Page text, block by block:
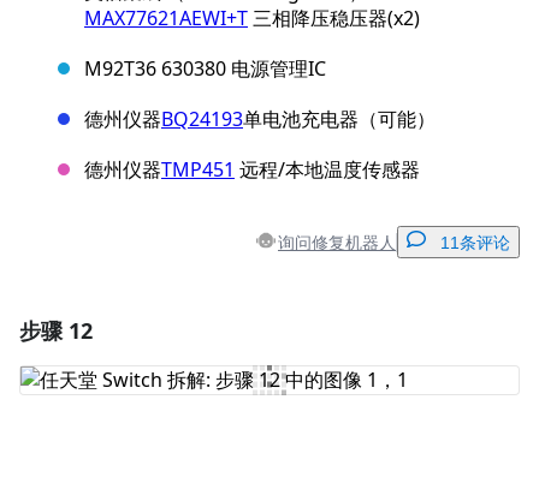
MAX77621AEWI+T三相降压稳压器(x2)
M92T36 630380 电源管理IC
德州仪器BQ24193单电池充电器（可能）
德州仪器TMP451 远程/本地温度传感器
询问修复机器人 11条评论
添加评论
步骤 12